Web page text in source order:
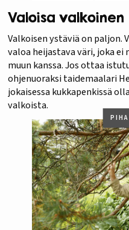
Valoisa valkoinen
Valkoisen ystäviä on paljon.
valoa heijastava väri, joka
muun kanssa. Jos ottaa
ohjenuoraksi taidemaalari
jokaisessa kukkapenkissä
valkoista.